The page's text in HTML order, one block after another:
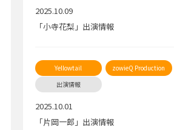
2025.10.09
「小寺花梨」出演情報
2025.10.01
「片岡一郎」出演情報